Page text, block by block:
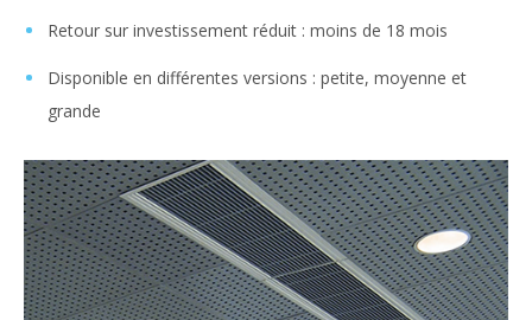
Retour sur investissement réduit : moins de 18 mois
Disponible en différentes versions : petite, moyenne et
grande